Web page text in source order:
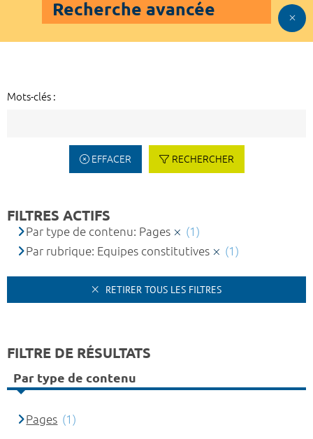
Recherche avancée
Mots-clés :
EFFACER RECHERCHER
FILTRES ACTIFS
Par type de contenu: Pages
(1)
Par rubrique: Equipes constitutives
(1)
RETIRER TOUS LES FILTRES
FILTRE DE RÉSULTATS
Par type de contenu
Pages (1)